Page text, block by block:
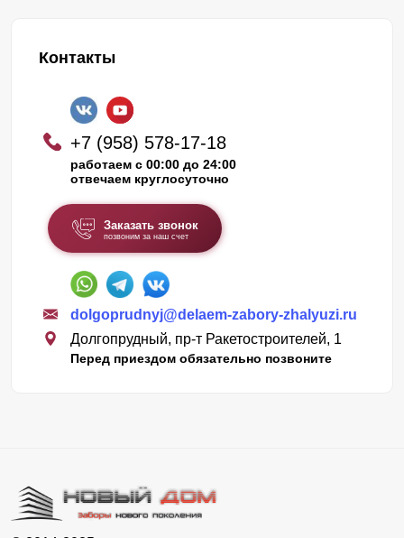
Контакты
+7 (958) 578-17-18
работаем с 00:00 до 24:00
отвечаем круглосуточно
Заказать звонок
позвоним за наш счет
dolgoprudnyj@delaem-zabory-zhalyuzi.ru
Долгопрудный, пр-т Ракетостроителей, 1
Перед приездом обязательно позвоните